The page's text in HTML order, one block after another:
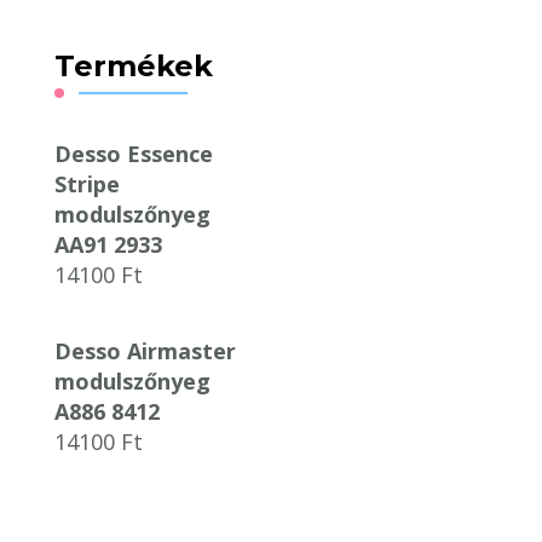
Termékek
Desso Essence
Stripe
modulszőnyeg
AA91 2933
14100 Ft
Desso Airmaster
modulszőnyeg
A886 8412
14100 Ft